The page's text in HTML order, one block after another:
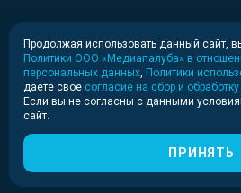
Медиакит
Медиакит для печати
Политика конфиденциальности
© 2020-2026 Информационное
Продолжая использовать данный сайт,
Политики ООО «Медиапалуба» в
персональных данных Политики
даете свое согласие на сбор и
Если вы не согласны с данными
сайт.
ПРИНЯТЬ